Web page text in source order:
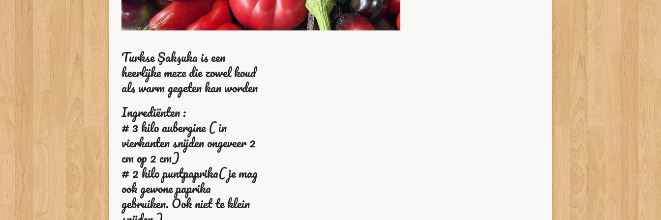
Turkse Şakşuka is een
heerlijke meze die zowel koud
als warm gegeten kan worden
Ingrediënten :
# 3 kilo aubergine ( in
vierkanten snijden ongeveer 2
cm op 2 cm)
# 2kilo puntpaprika( je mag
ook gewone paprika
gebruiken. Ook niet te klein